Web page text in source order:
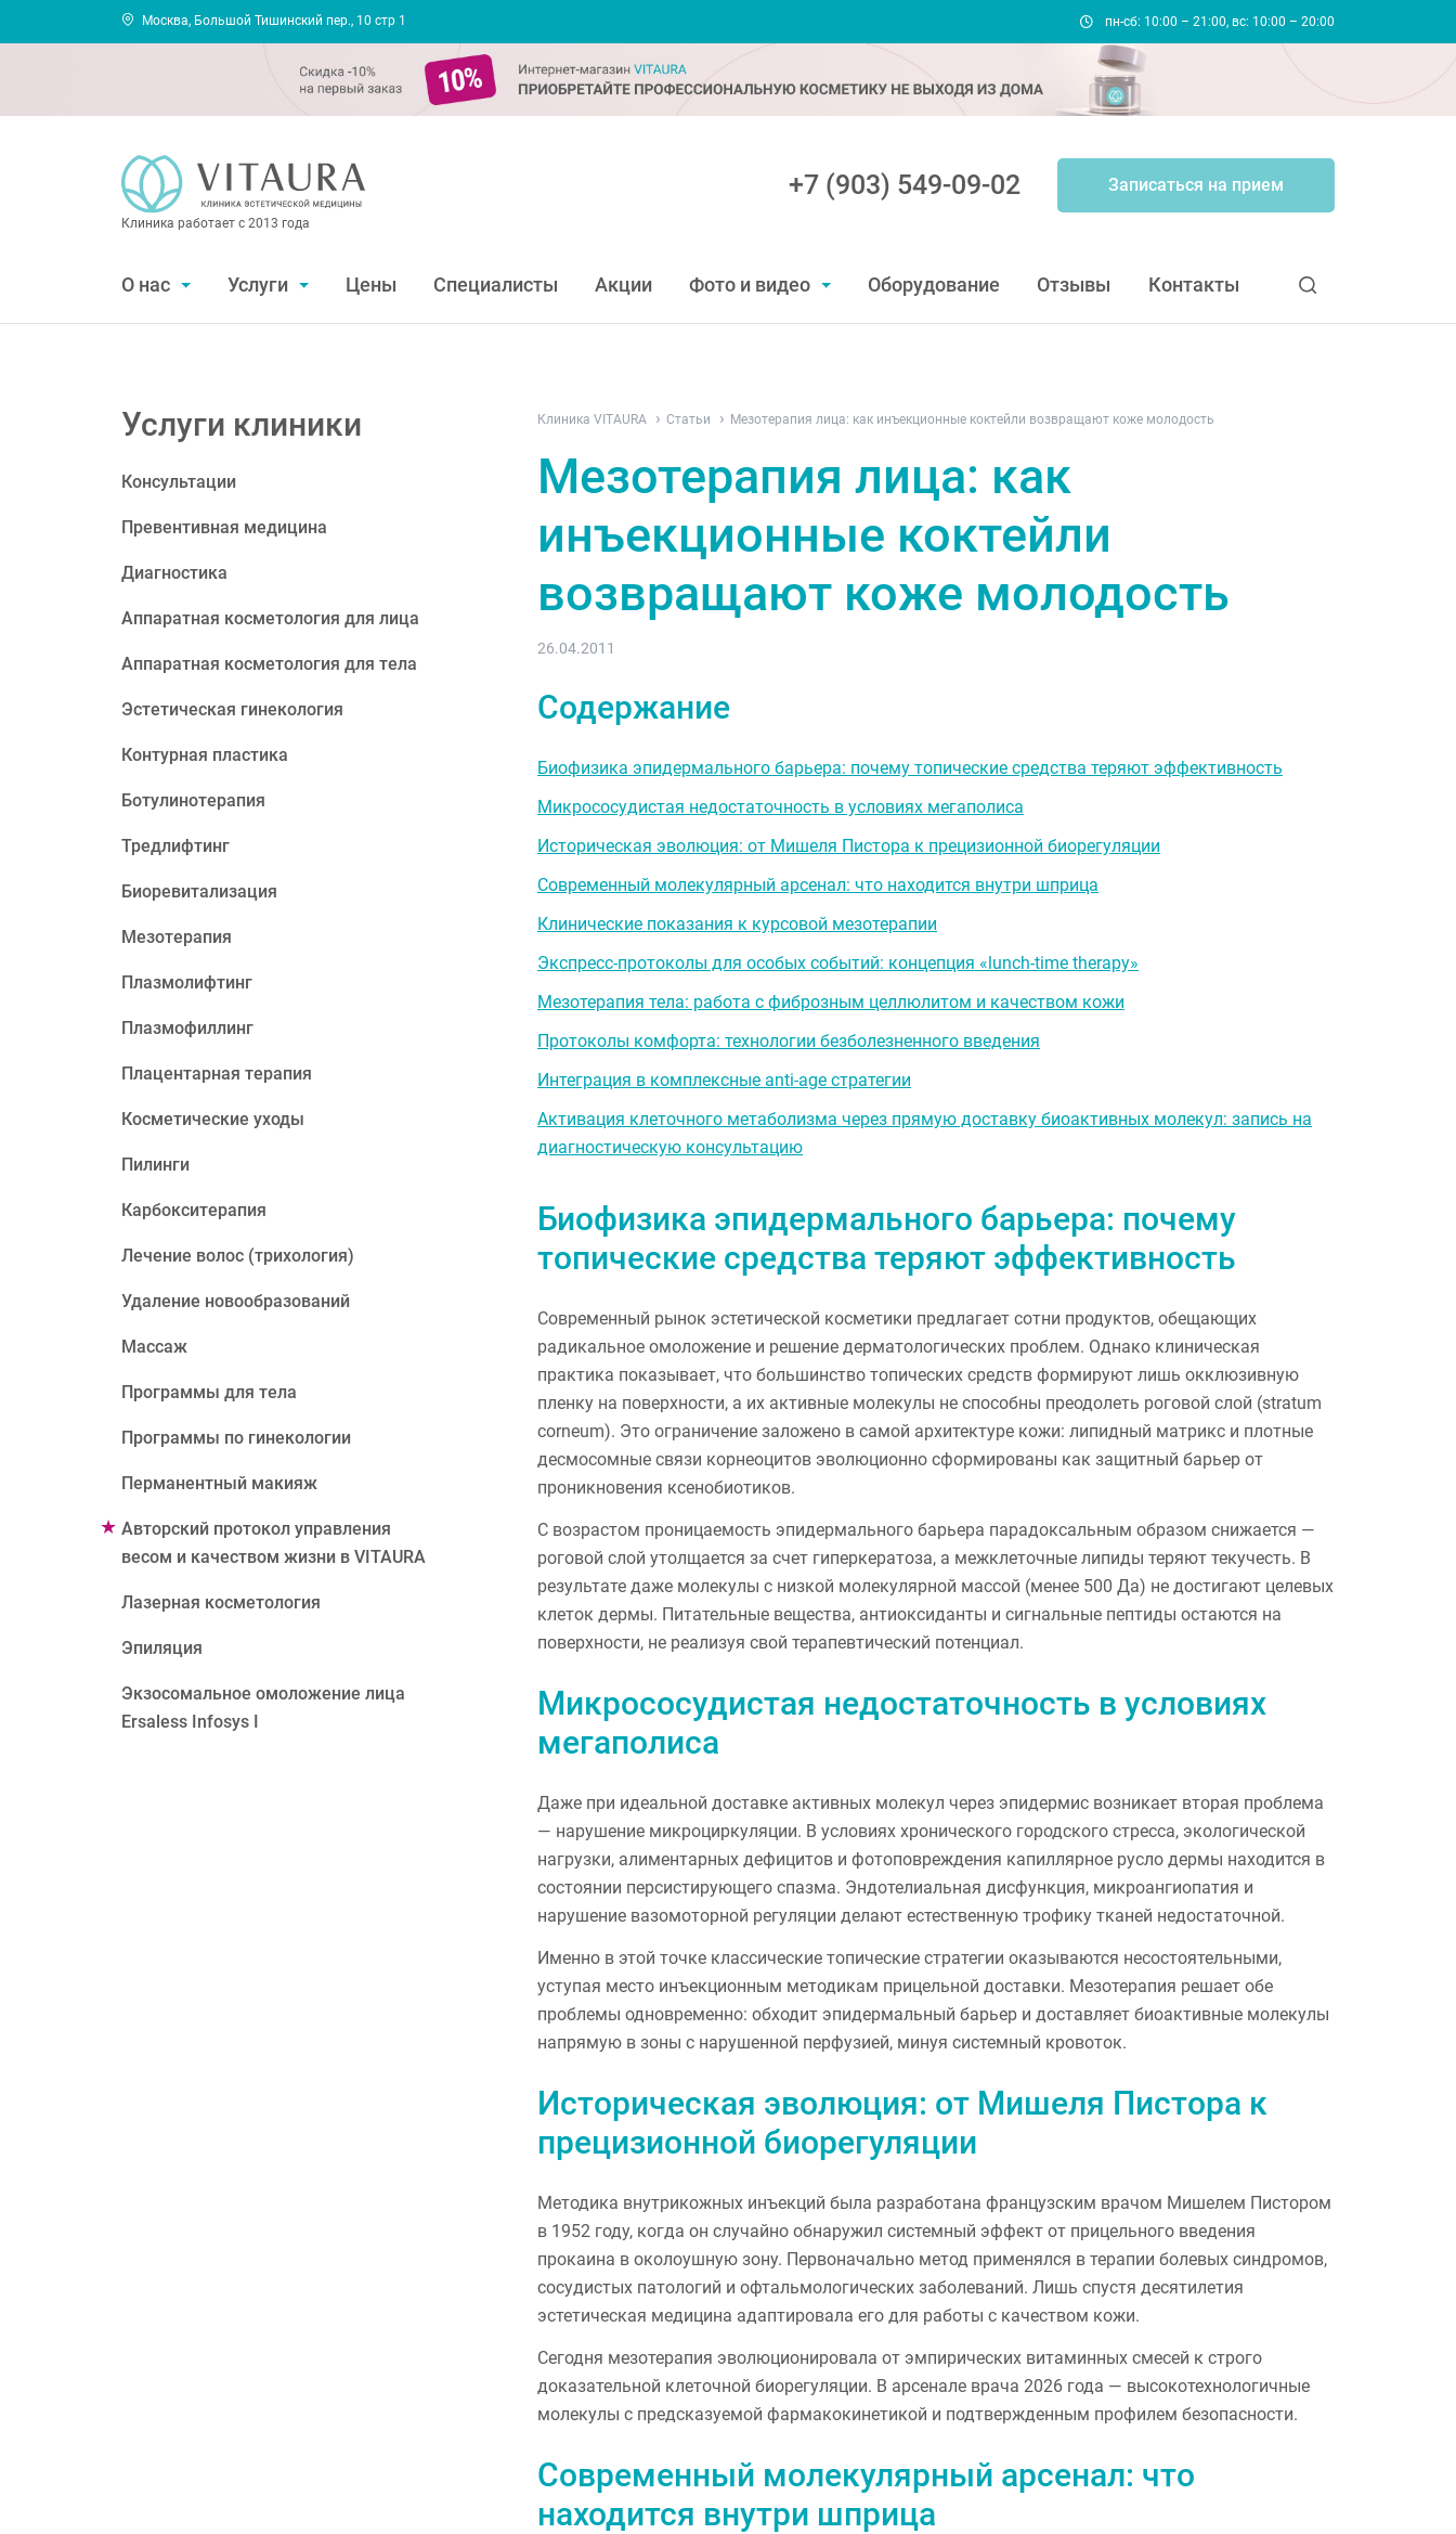
Москва, Большой Тишинский пер., 10 стр 1 пн-сб: 10:00 – 21:00, вс: 10:00 – 20:00
+7 (903) 549-09-02 Записаться на прием
Клиника работает с 2013 года
О нас Услуги Цены Специалисты Акции Фото и видео Оборудование Отзывы Контакты
Клиника VITAURA Статьи Мезотерапия лица: как инъекционные коктейли возвращают коже молодость
Мезотерапия лица: как
инъекционные коктейли
возвращают коже молодость
26.04.2011
Содержание
Биофизика эпидермального барьера: почему топические средства теряют эффективность
Микрососудистая недостаточность в условиях мегаполиса
Историческая эволюция: от Мишеля Пистора к прецизионной биорегуляции
Современный молекулярный арсенал: что находится внутри шприца
Клинические показания к курсовой мезотерапии
Экспресс-протоколы для особых событий: концепция «lunch-time therapy»
Мезотерапия тела: работа с фиброзным целлюлитом и качеством кожи
Протоколы комфорта: технологии безболезненного введения
Интеграция в комплексные anti-age стратегии
Активация клеточного метаболизма через прямую доставку биоактивных молекул: запись на
диагностическую консультацию
Биофизика эпидермального барьера: почему
топические средства теряют эффективность
Современный рынок эстетической косметики предлагает сотни продуктов, обещающих
радикальное омоложение и решение дерматологических проблем. Однако клиническая
практика показывает, что большинство топических средств формируют лишь окклюзивную
пленку на поверхности, а их активные молекулы не способны преодолеть роговой слой (stratum
corneum). Это ограничение заложено в самой архитектуре кожи: липидный матрикс и плотные
десмосомные связи корнеоцитов эволюционно сформированы как защитный барьер от
проникновения ксенобиотиков.
С возрастом проницаемость эпидермального барьера парадоксальным образом снижается —
роговой слой утолщается за счет гиперкератоза, а межклеточные липиды теряют текучесть. В
результате даже молекулы с низкой молекулярной массой (менее 500 Да) не достигают целевых
клеток дермы. Питательные вещества, антиоксиданты и сигнальные пептиды остаются на
поверхности, не реализуя свой терапевтический потенциал.
Микрососудистая недостаточность в условиях
мегаполиса
Даже при идеальной доставке активных молекул через эпидермис возникает вторая проблема
— нарушение микроциркуляции. В условиях хронического городского стресса, экологической
нагрузки, алиментарных дефицитов и фотоповреждения капиллярное русло дермы находится в
состоянии персистирующего спазма. Эндотелиальная дисфункция, микроангиопатия и
нарушение вазомоторной регуляции делают естественную трофику тканей недостаточной.
Именно в этой точке классические топические стратегии оказываются несостоятельными,
уступая место инъекционным методикам прицельной доставки. Мезотерапия решает обе
проблемы одновременно: обходит эпидермальный барьер и доставляет биоактивные молекулы
напрямую в зоны с нарушенной перфузией, минуя системный кровоток.
Историческая эволюция: от Мишеля Пистора к
прецизионной биорегуляции
Методика внутрикожных инъекций была разработана французским врачом Мишелем Пистором
в 1952 году, когда он случайно обнаружил системный эффект от прицельного введения
прокаина в околоушную зону. Первоначально метод применялся в терапии болевых синдромов,
сосудистых патологий и офтальмологических заболеваний. Лишь спустя десятилетия
эстетическая медицина адаптировала его для работы с качеством кожи.
Сегодня мезотерапия эволюционировала от эмпирических витаминных смесей к строго
доказательной клеточной биорегуляции. В арсенале врача 2026 года — высокотехнологичные
молекулы с предсказуемой фармакокинетикой и подтвержденным профилем безопасности.
Современный молекулярный арсенал: что
находится внутри шприца
Услуги клиники
Консультации
Превентивная медицина
Диагностика
Аппаратная косметология для лица
Аппаратная косметология для тела
Эстетическая гинекология
Контурная пластика
Ботулинотерапия
Тредлифтинг
Биоревитализация
Мезотерапия
Плазмолифтинг
Плазмофиллинг
Плацентарная терапия
Косметические уходы
Пилинги
Карбокситерапия
Лечение волос (трихология)
Удаление новообразований
Массаж
Программы для тела
Программы по гинекологии
Перманентный макияж
Авторский протокол управления
весом и качеством жизни в VITAURA
Лазерная косметология
Эпиляция
Экзосомальное омоложение лица
Ersaless Infosys I